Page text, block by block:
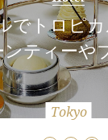
でトロピ
ティーや
Tokyo